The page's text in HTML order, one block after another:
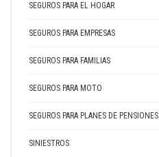
SEGUROS PARA EL HOGAR
SEGUROS PARA EMPRESAS
SEGUROS PARA FAMILIAS
SEGUROS PARA MOTO
SEGUROS PARA PLANES DE PENSIONES
SINIESTROS